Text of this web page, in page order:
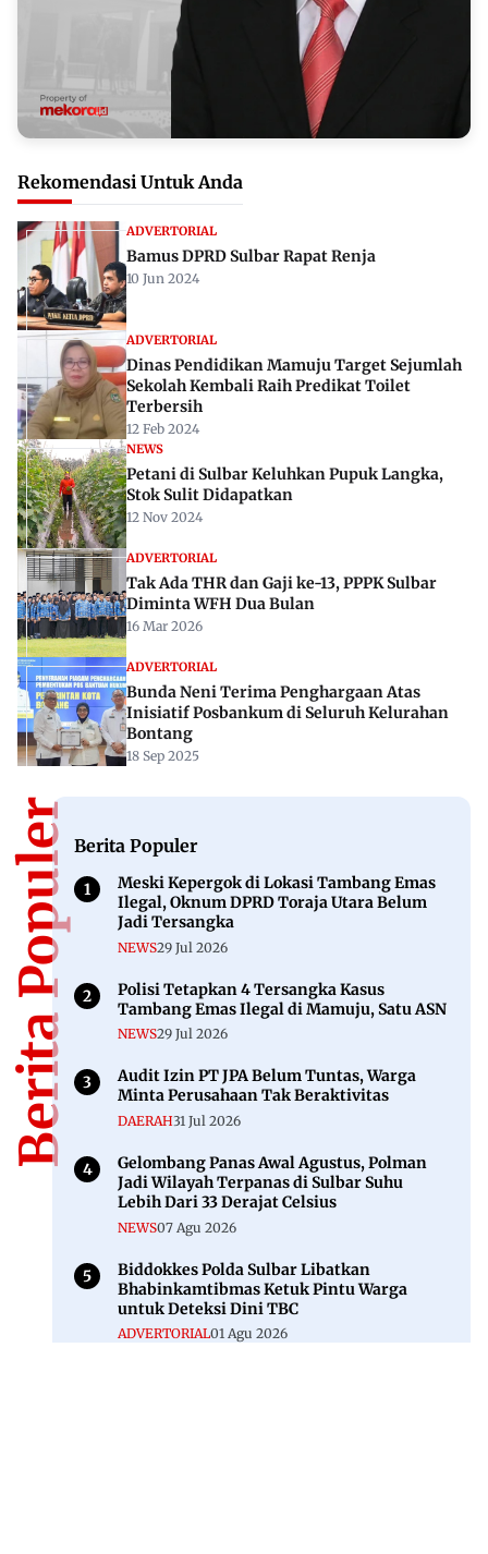
Rekomendasi Untuk Anda
ADVERTORIAL
Bamus DPRD Sulbar Rapat Renja
10 Jun 2024
ADVERTORIAL
Dinas Pendidikan Mamuju Target Sejumlah
Sekolah Kembali Raih Predikat Toilet
Terbersih
12 Feb 2024
NEWS
Petani di Sulbar Keluhkan Pupuk Langka,
Stok Sulit Didapatkan
12 Nov 2024
ADVERTORIAL
Tak Ada THR dan Gaji ke-13, PPPK Sulbar
Diminta WFH Dua Bulan
16 Mar 2026
ADVERTORIAL
Bunda Neni Terima Penghargaan Atas
Inisiatif Posbankum di Seluruh Kelurahan
Bontang
18 Sep 2025
Berita PopulerBerita Populer
Meski Kepergok di Lokasi Tambang Emas
Ilegal, Oknum DPRD Toraja Utara Belum
Jadi Tersangka
NEWS29 Jul 2026
Polisi Tetapkan 4 Tersangka Kasus
Tambang Emas Ilegal di Mamuju, Satu ASN
NEWS29 Jul 2026
Audit Izin PT JPA Belum Tuntas, Warga
Minta Perusahaan Tak Beraktivitas
DAERAH31 Jul 2026
Gelombang Panas Awal Agustus, Polman
Jadi Wilayah Terpanas di Sulbar Suhu
Lebih Dari 33 Derajat Celsius
NEWS07 Agu 2026
Biddokkes Polda Sulbar Libatkan
Bhabinkamtibmas Ketuk Pintu Warga
untuk Deteksi Dini TBC
ADVERTORIAL01 Agu 2026